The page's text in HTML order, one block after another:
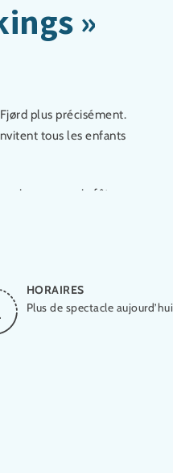
»
plus précisément.
tous les enfants
une vraie fête
HORAIRES
Plus de spectacle aujourd’hui